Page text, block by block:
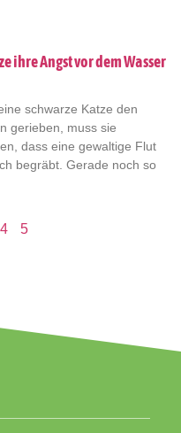
ihre Angst vor dem Wasser
schwarze Katze den
gerieben, muss sie
dass eine gewaltige Flut
begräbt. Gerade noch so
4 5